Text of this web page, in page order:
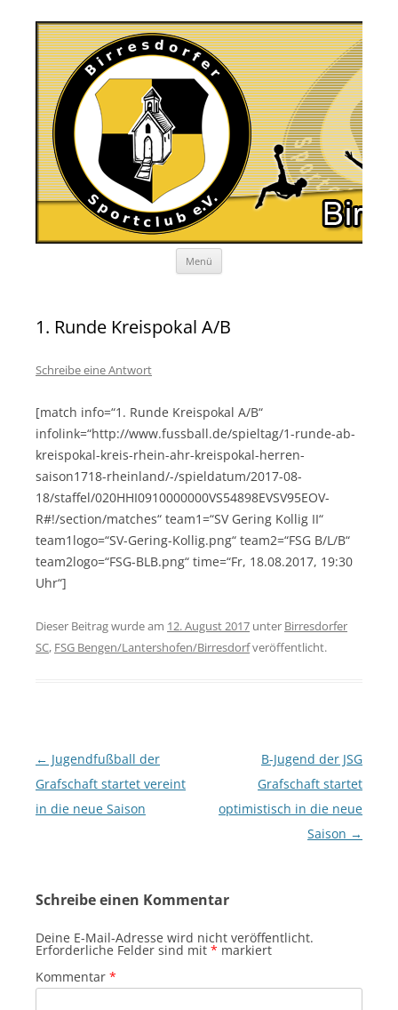
Menü
1. Runde Kreispokal A/B
Schreibe eine Antwort
[match info=“1. Runde Kreispokal A/B“
infolink=“http://www.fussball.de/spieltag/1-runde-ab-
kreispokal-kreis-rhein-ahr-kreispokal-herren-
saison1718-rheinland/-/spieldatum/2017-08-
18/staffel/020HHI0910000000VS54898EVSV95EOV-
R#!/section/matches“ team1=“SV Gering Kollig II“
team1logo=“SV-Gering-Kollig.png“ team2=“FSG B/L/B“
team2logo=“FSG-BLB.png“ time=“Fr, 18.08.2017, 19:30
Uhr“]
Dieser Beitrag wurde am 12. August 2017 unter Birresdorfer
SC, FSG Bengen/Lantershofen/Birresdorfveröffentlicht.
Beitragsnavigation
← Jugendfußball der
Grafschaft startet vereint
in die neue Saison
B-Jugend der JSG
Grafschaft startet
optimistisch in die neue
Saison →
Schreibe einen Kommentar
Deine E-Mail-Adresse wird nicht veröffentlicht.
Erforderliche Felder sind mit * markiert
Kommentar *